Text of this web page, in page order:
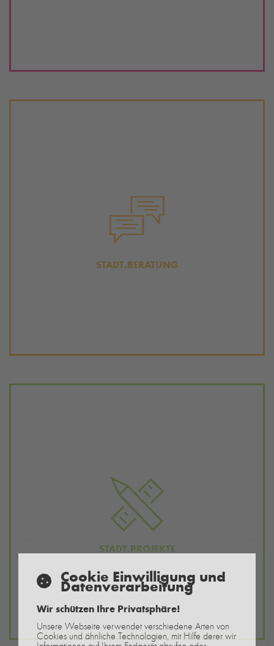
STADT.BERATUNG
STADT.PROJEKTE
Cookie Einwilligung und
Datenverarbeitung
Wir schützen Ihre Privatsphäre!
Unsere Webseite verwendet verschiedene Arten von
Cookies und ähnliche Technologien, mit Hilfe derer wir